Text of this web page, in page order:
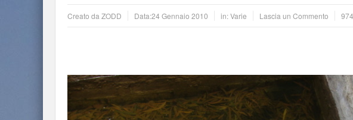
Creato da ZODD Data:24 Gennaio 2010 in:Varie Lascia un Commento